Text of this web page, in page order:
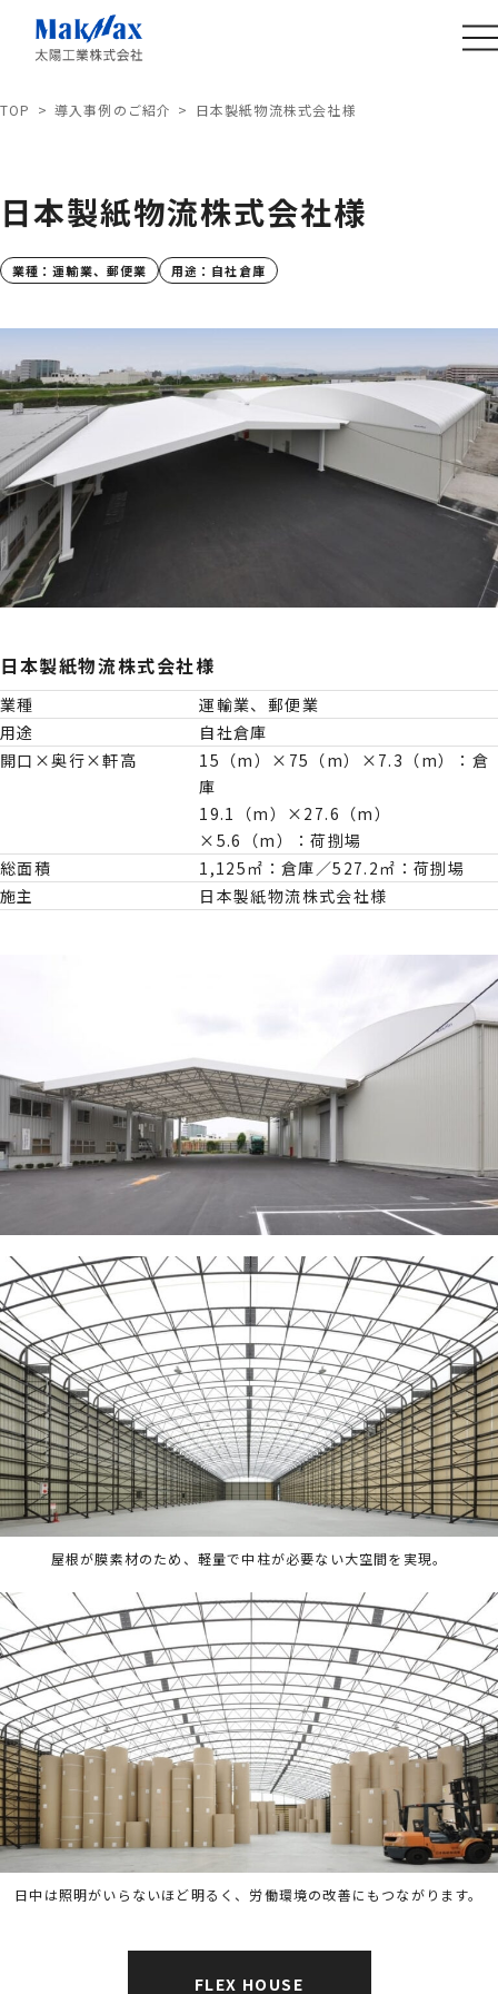
TOP 導入事例のご紹介 日本製紙物流株式会社様
日本製紙物流株式会社様
業種：運輸業、郵便業 用途： 自社倉庫
日本製紙物流株式会社様
業種
運輸業、郵便業
用途
自社倉庫
開口×奥行×軒高
15（m）×75（m）×7.3（m）：倉
庫
19.1（m）×27.6（m）
×5.6（m）：荷捌場
総面積
1,125㎡：倉庫／527.2㎡：荷捌場
施主
日本製紙物流株式会社様
屋根が膜素材のため、軽量で中柱が必要ない大空間を実現。
日中は照明がいらないほど明るく、労働環境の改善にもつながります。
FLEX HOUSE